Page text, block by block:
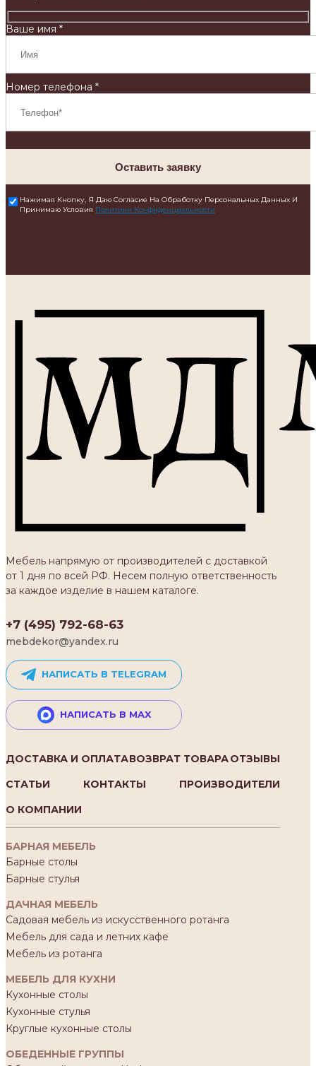
Ваше имя *
Номер телефона *
Оставить заявку
Нажимая Кнопку, Я Даю Согласие На Обработку Персональных Данных И
Принимаю Условия Политики Конфиденциальности
Мебель напрямую от производителей с доставкой
от 1 дня по всей РФ. Несем полную ответственность
за каждое изделие в нашем каталоге.
+7 (495) 792-68-63
mebdekor@yandex.ru
НАПИСАТЬ В TELEGRAM
НАПИСАТЬ В MAX
ДОСТАВКА И ОПЛАТАВОЗВРАТ ТОВАРАОТЗЫВЫ
СТАТЬИ
КОНТАКТЫ
ПРОИЗВОДИТЕЛИ
О КОМПАНИИ
БАРНАЯ МЕБЕЛЬ
Барные столы
Барные стулья
ДАЧНАЯ МЕБЕЛЬ
Садовая мебель из искусственного ротанга
Мебель для сада и летних кафе
Мебель из ротанга
МЕБЕЛЬ ДЛЯ КУХНИ
Кухонные столы
Кухонные стулья
Круглые кухонные столы
ОБЕДЕННЫЕ ГРУППЫ